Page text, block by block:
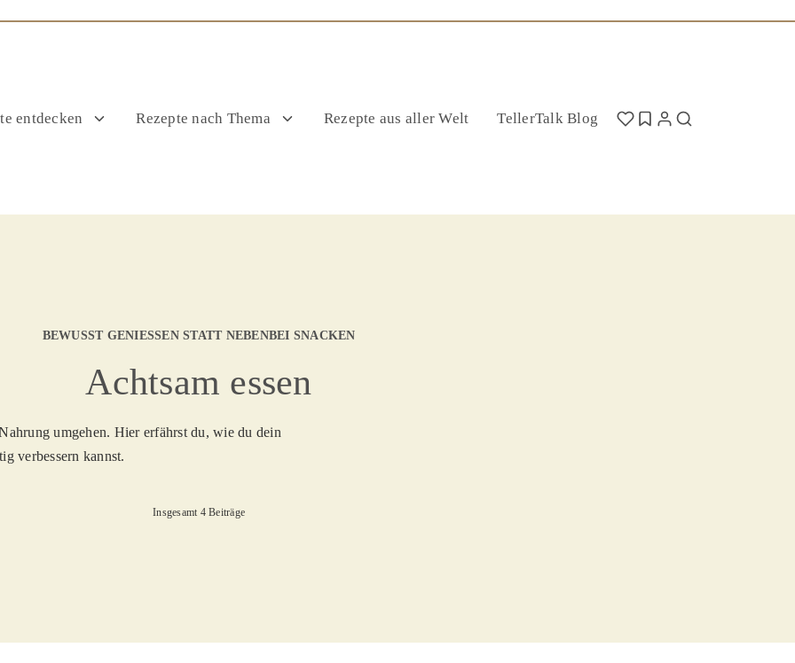
entdecken Rezepte nach Thema Rezepte aus aller Welt TellerTalk Blog
BEWUSST GENIESSEN STATT NEBENBEI SNACKEN
Achtsam essen
umgehen. Hier erfährst du, wie du dein
verbessern kannst.
Insgesamt 4 Beiträge